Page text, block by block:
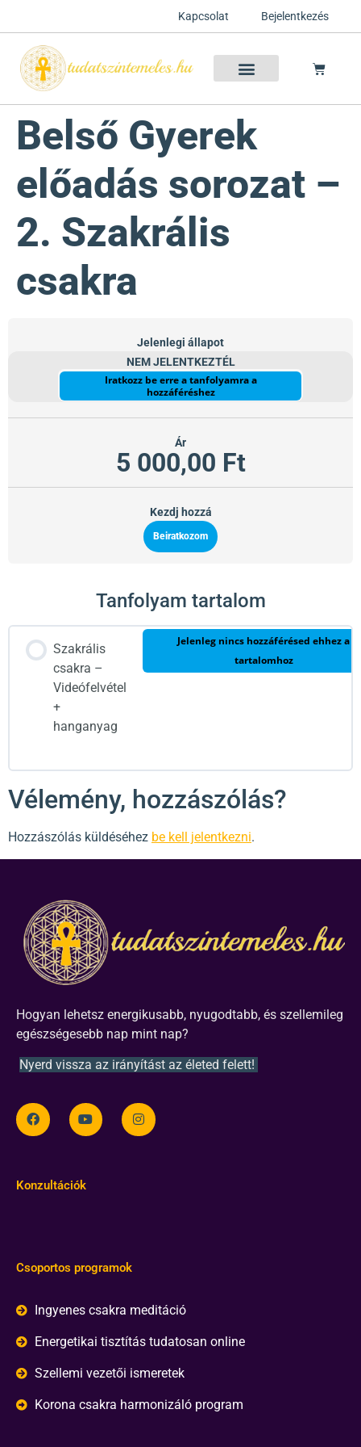
Kapcsolat Bejelentkezés
Belső Gyerek
előadás sorozat –
2. Szakrális
csakra
Jelenlegi állapot
NEM JELENTKEZTÉL
Iratkozz be erre a tanfolyamra a
hozzáféréshez
Ár
5 000,00 Ft
Kezdj hozzá
Beiratkozom
Tanfolyam tartalom
Szakrális
csakra –
Videófelvétel
+
hanganyag
Jelenleg nincs hozzáférésed ehhez a
tartalomhoz
Vélemény, hozzászólás?
Hozzászólás küldéséhez be kell jelentkezni.
Hogyan lehetsz energikusabb, nyugodtabb, és szellemileg
egészségesebb nap mint nap?
Nyerd vissza az irányítást az életed felett!
Konzultációk
Csoportos programok
Ingyenes csakra meditáció
Energetikai tisztítás tudatosan online
Szellemi vezetői ismeretek
Korona csakra harmonizáló program